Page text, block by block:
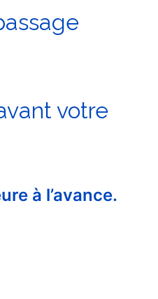
votre
à l’avance.